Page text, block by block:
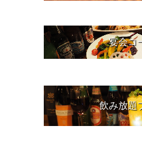
宴会コ
飲み放題